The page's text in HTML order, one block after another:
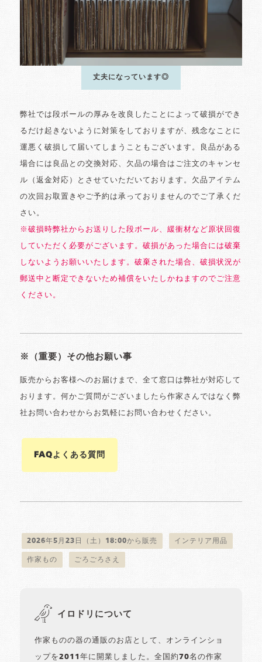
丈夫になっています◎
弊社では段ボールの厚みを改良したことによって破損ができ
るだけ起きないように対策をしておりますが、残念なことに
運悪く破損して届いてしまうこともございます。良品がある
場合には良品との交換対応、欠品の場合はご注文のキャンセ
ル（返金対応）とさせていただいております。欠品アイテム
の次回お取置きやご予約は承っておりませんのでご了承くだ
さい。
※破損時弊社からお送りした段ボール、緩衝材など原状回復
していただく必要がございます。破損があった場合には破棄
しないようお願いいたします。破棄された場合、破損状況が
郵送中と断定できないため補償をいたしかねますのでご注意
ください。
※（重要）その他お願い事
販売からお客様へのお届けまで、全て窓口は弊社が対応して
おります。何かご質問がございましたら作家さんではなく弊
社お問い合わせからお気軽にお問い合わせください。
FAQよくある質問
2026年5月23日（土）18:00から販売 インテリア用品
作家もの ごろごろさえ
イロドリについて
作家ものの器の通販のお店として、オンラインショ
ップを2011年に開業しました。全国約70名の作家